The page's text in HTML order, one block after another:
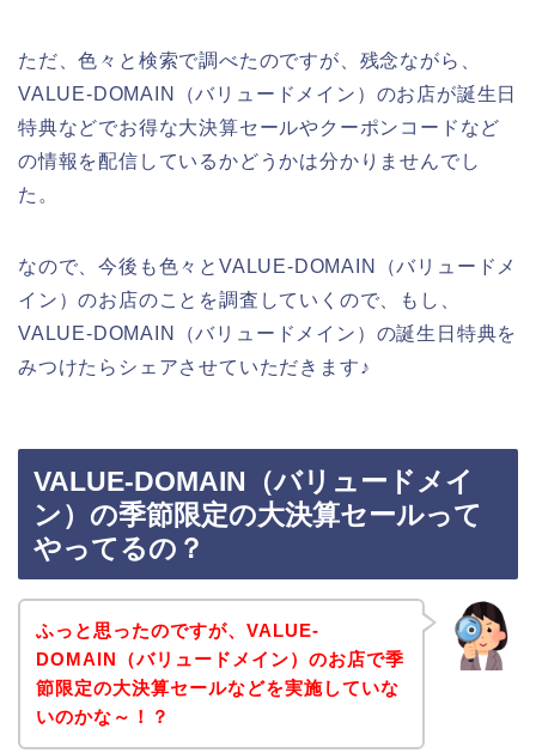
ただ、色々と検索で調べたのですが、残念ながら、
VALUE-DOMAIN（バリュードメイン）のお店が誕生日
特典などでお得な大決算セールやクーポンコードなど
の情報を配信しているかどうかは分かりませんでし
た。
なので、今後も色々とVALUE-DOMAIN（バリュードメ
イン）のお店のことを調査していくので、もし、
VALUE-DOMAIN（バリュードメイン）の誕生日特典を
みつけたらシェアさせていただきます♪
VALUE-DOMAIN（バリュードメイ
ン）の季節限定の大決算セールって
やってるの？
ふっと思ったのですが、VALUE-
DOMAIN（バリュードメイン）のお店で季
節限定の大決算セールなどを実施していな
いのかな～！？